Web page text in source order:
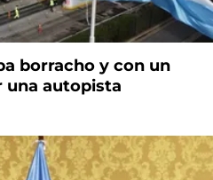
borracho y con un
autopista